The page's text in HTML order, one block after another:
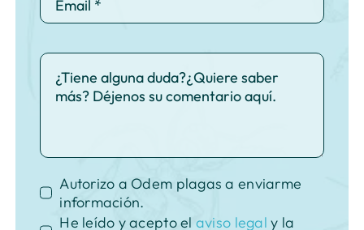
Autorizo a Odem plagas a enviarme
información.
He leído y acepto el aviso legal y la